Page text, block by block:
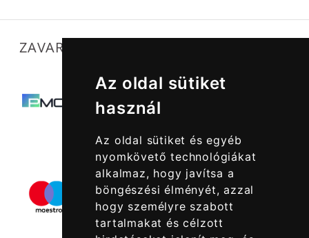
Az oldal sütiket
használ
Az oldal sütiket és egyéb
nyomkövető technológiákat
alkalmaz, hogy javítsa a
böngészési élményét, azzal
hogy személyre szabott
tartalmakat és célzott
ZAVARTALAN MŰKÖDÉSÜNKET SEGÍTIK